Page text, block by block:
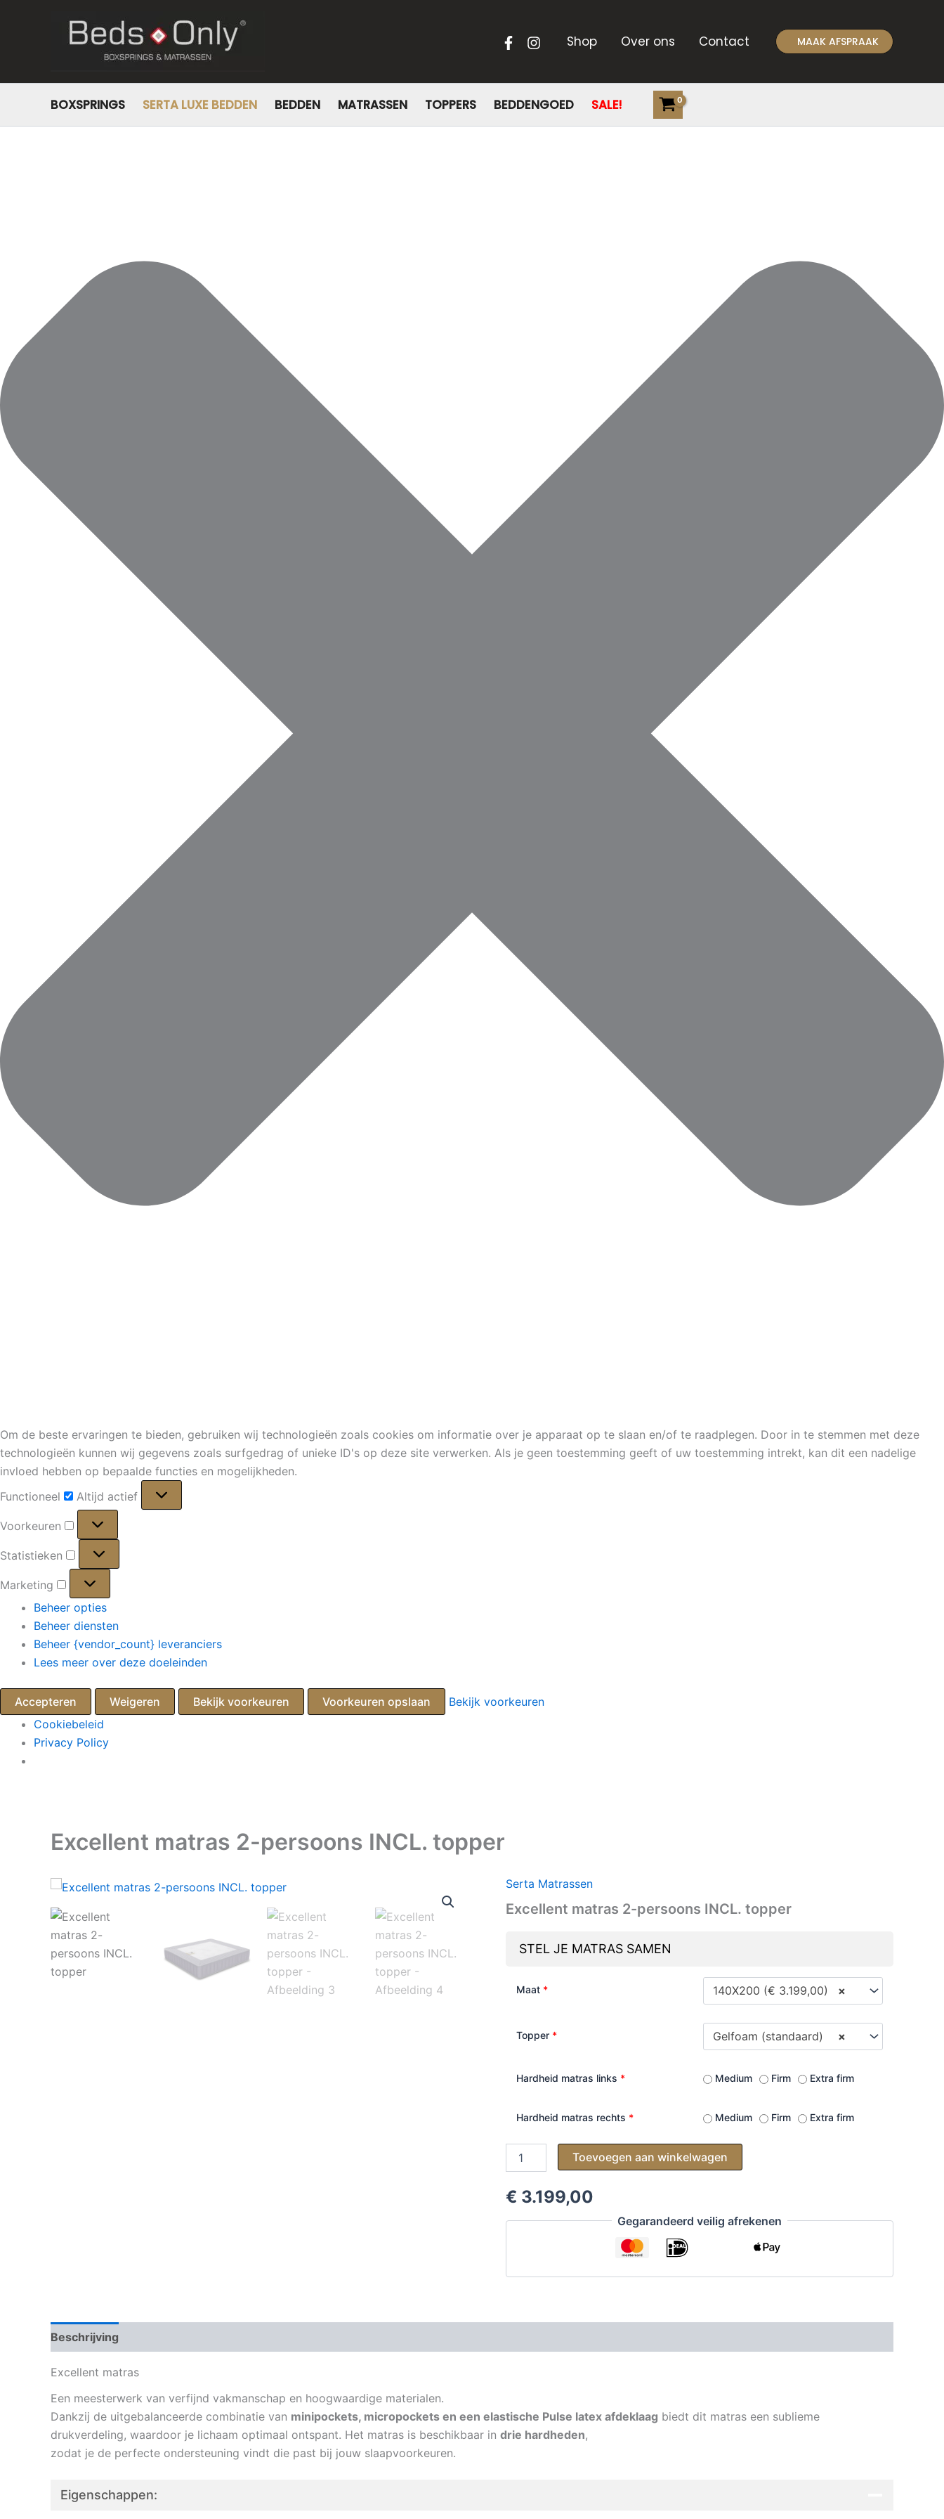
Beheer toestemming
Om de beste ervaringen te bieden, gebruiken wij technologieën zoals cookies om informatie over je apparaat op te slaan en/of te raadplegen. Door in te stemmen met deze
technologieën kunnen wij gegevens zoals surfgedrag of unieke ID's op deze site verwerken. Als je geen toestemming geeft of uw toestemming intrekt, kan dit een nadelige
invloed hebben op bepaalde functies en mogelijkheden.
Functioneel
Altijd actief
Voorkeuren
Voorkeuren
Statistieken
Statistieken
Marketing
Marketing
Beheer opties
Beheer diensten
Beheer {vendor_count} leveranciers
Lees meer over deze doeleinden
Accepteren Weigeren Bekijk voorkeuren Voorkeuren opslaan
Bekijk voorkeuren
Cookiebeleid
Privacy Policy
Shop Over ons Contact MAAK AFSPRAAK
BOXSPRINGS SERTA LUXE BEDDEN BEDDEN MATRASSEN TOPPERS BEDDENGOED SALE!
Excellent matras 2-persoons INCL. topper
Serta Matrassen
Excellent matras 2-persoons INCL. topper
STEL JE MATRAS SAMEN
Maat * ×
140X200 (€ 3.199,00)
Topper * ×
Gelfoam (standaard)
Hardheid matras links * Medium Firm Extra firm
Hardheid matras rechts * Medium Firm Extra firm
matras
persoons
INCL.
topper
Toevoegen aan winkelwagen
€ 3.199,00
Gegarandeerd veilig afrekenen
Beschrijving
Excellent matras
Een meesterwerk van verfijnd vakmanschap en hoogwaardige materialen.
Dankzij de uitgebalanceerde combinatie van minipockets, micropockets en een elastische Pulse latex afdeklaag biedt dit matras een sublieme
drukverdeling, waardoor je lichaam optimaal ontspant. Het matras is beschikbaar in drie hardheden,
zodat je de perfecte ondersteuning vindt die past bij jouw slaapvoorkeuren.
Eigenschappen: